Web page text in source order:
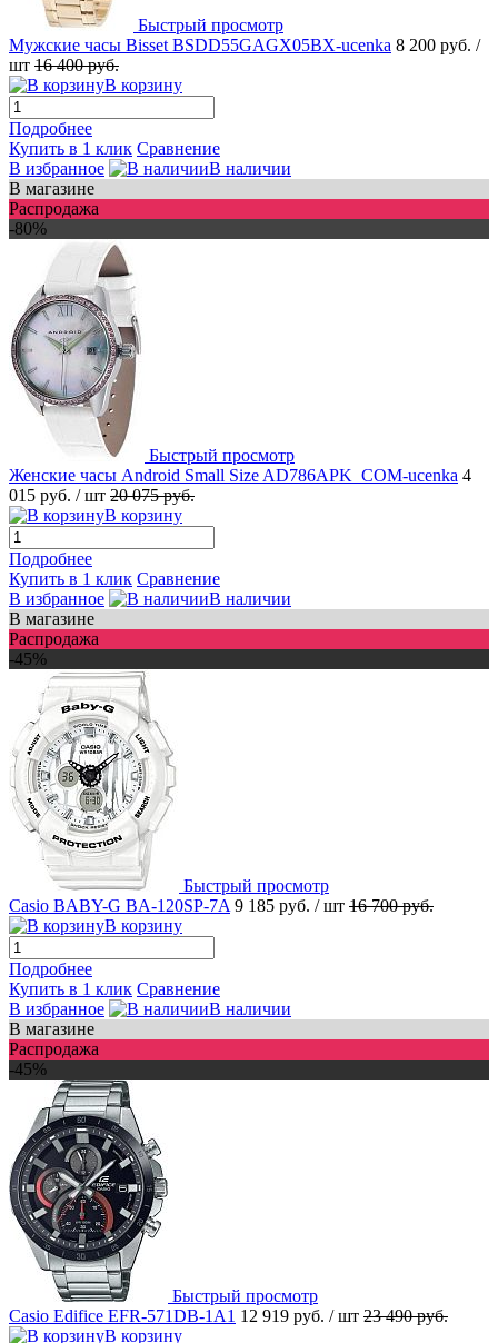
Быстрый просмотр
Мужские часы Bisset BSDD55GAGX05BX-ucenka 8 200 руб. /
шт 16 400 руб.
В корзину
Подробнее
Купить в 1 клик Сравнение
В избранное
В наличии
В магазине
Распродажа
-80%
Быстрый просмотр
Женские часы Android Small Size AD786APK_COM-ucenka 4
015 руб. / шт 20 075 руб.
В корзину
Подробнее
Купить в 1 клик Сравнение
В избранное
В наличии
В магазине
Распродажа
-45%
Быстрый просмотр
Casio BABY-G BA-120SP-7A 9 185 руб. / шт 16 700 руб.
В корзину
Подробнее
Купить в 1 клик Сравнение
В избранное
В наличии
В магазине
Распродажа
-45%
Быстрый просмотр
Casio Edifice EFR-571DB-1A1 12 919 руб. / шт 23 490 руб.
В корзину